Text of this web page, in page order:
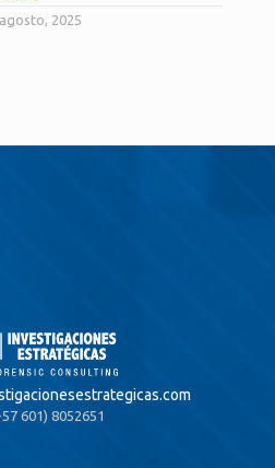
2025
601) 8052651